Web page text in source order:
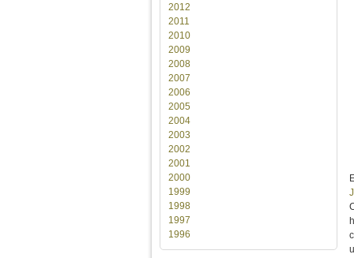
2012
2011
2010
2009
2008
2007
2006
2005
2004
2003
2002
2001
2000
1999
1998
1997
1996